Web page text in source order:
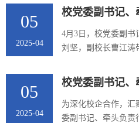
严的国歌声中，大会
展。我校校友、中国
总经理汪剑波，科技
源部副总经理柏冠军
合作座谈会上，汪剑
色低碳、市场引领、
05
2025-04
4月3日，校党委副
刘坚，副校长曹江涛
油天然气股份有限
友、中国石油天然气
刘国海，我校校友、
员、炼油事业部总经
05
2025-04
为深化校企合作，汇
委副书记、牵头负责